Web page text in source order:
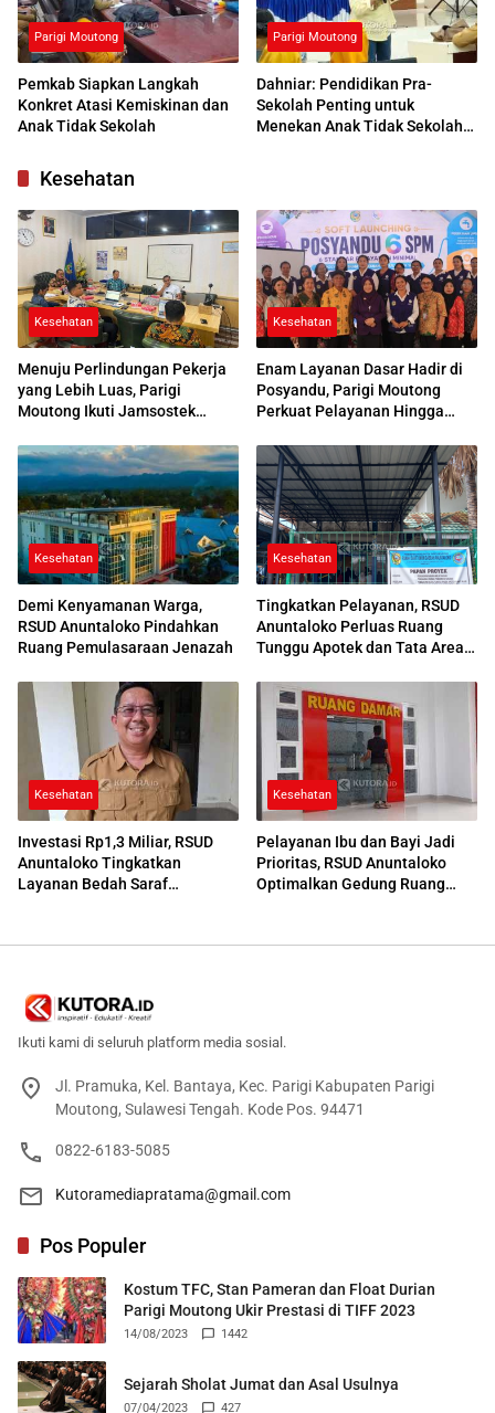
Parigi Moutong
Pemkab Siapkan Langkah
Konkret Atasi Kemiskinan dan
Anak Tidak Sekolah
Parigi Moutong
Dahniar: Pendidikan Pra-
Sekolah Penting untuk
Menekan Anak Tidak Sekolah
Kesehatan
Kesehatan
Menuju Perlindungan Pekerja
yang Lebih Luas, Parigi
Moutong Ikuti Jamsostek
Kesehatan
Enam Layanan Dasar Hadir di
Posyandu, Parigi Moutong
Perkuat Pelayanan Hingga
Kesehatan
Demi Kenyamanan Warga,
RSUD Anuntaloko Pindahkan
Ruang Pemulasaraan Jenazah
Kesehatan
Tingkatkan Pelayanan, RSUD
Anuntaloko Perluas Ruang
Tunggu Apotek dan Tata Area
Kesehatan
Investasi Rp1,3 Miliar, RSUD
Anuntaloko Tingkatkan
Layanan Bedah Saraf
Kesehatan
Pelayanan Ibu dan Bayi Jadi
Prioritas, RSUD Anuntaloko
Optimalkan Gedung Ruang
Ikuti kami di seluruh platform media sosial.
Jl. Pramuka, Kel. Bantaya, Kec. Parigi Kabupaten Parigi
Moutong, Sulawesi Tengah. Kode Pos. 94471
0822-6183-5085
Kutoramediapratama@gmail.com
Pos Populer
Kostum TFC, Stan Pameran dan Float Durian
Parigi Moutong Ukir Prestasi di TIFF 2023
14/08/2023 1442
Sejarah Sholat Jumat dan Asal Usulnya
07/04/2023 427